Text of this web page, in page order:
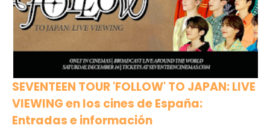
SEVENTEEN TOUR 'FOLLOW' TO JAPAN: LIVE
VIEWING en los cines de España:
Entradas e información